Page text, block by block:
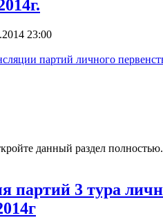
23:00
партий личного
данный раздел полностью.
партий 3 тура